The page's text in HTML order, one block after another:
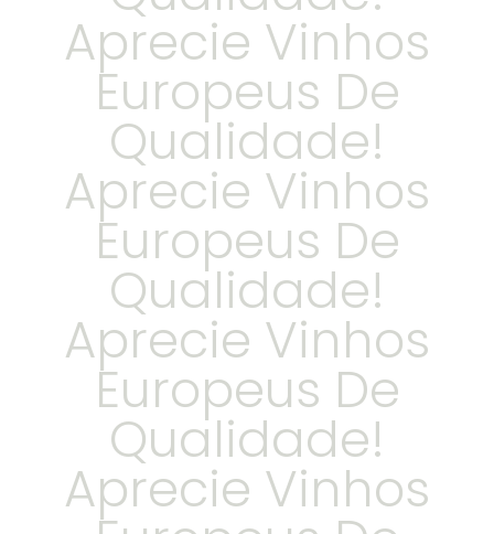
Aprecie Vinhos
Europeus De
Qualidade!
Aprecie Vinhos
Europeus De
Qualidade!
Aprecie Vinhos
Europeus De
Qualidade!
Aprecie Vinhos